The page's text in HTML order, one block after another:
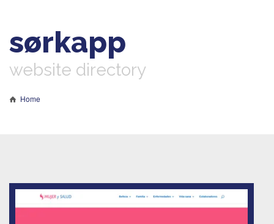
sørkapp
website directory
Home